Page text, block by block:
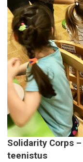
Solidarity Corps
teenistus